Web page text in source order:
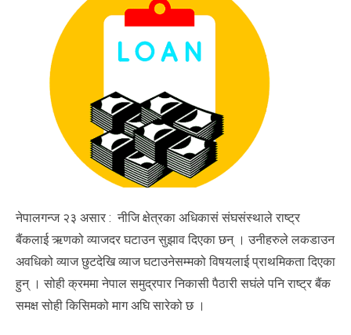
नेपालगन्ज २३ असार : नीजि क्षेत्रका अधिकासं संघसंस्थाले राष्ट्र
बैंकलाई ऋणको व्याजदर घटाउन सुझाव दिएका छन् । उनीहरुले लकडाउन
अवधिको व्याज छुटदेखि व्याज घटाउनेसम्मको विषयलाई प्राथमिकता दिएका
हुन् । सोही क्रममा नेपाल समुद्रपार निकासी पैठारी सघंले पनि राष्ट्र बैंक
समक्ष सोही किसिमको माग अघि सारेको छ ।